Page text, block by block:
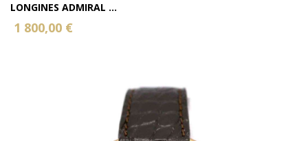
LONGINES ADMIRAL ...
1 800,00 €